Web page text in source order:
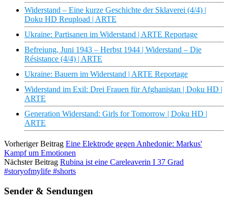
Widerstand – Eine kurze Geschichte der Sklaverei (4/4) |
Doku HD Reupload | ARTE
Ukraine: Partisanen im Widerstand | ARTE Reportage
Befreiung, Juni 1943 – Herbst 1944 | Widerstand – Die
Résistance (4/4) | ARTE
Ukraine: Bauern im Widerstand | ARTE Reportage
Widerstand im Exil: Drei Frauen für Afghanistan | Doku HD |
ARTE
Generation Widerstand: Girls for Tomorrow | Doku HD |
ARTE
Vorheriger Beitrag Eine Elektrode gegen Anhedonie: Markus'
Kampf um Emotionen
Nächster Beitrag Rubina ist eine Careleaverin I 37 Grad
#storyofmylife #shorts
Sender & Sendungen